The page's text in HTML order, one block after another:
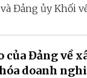
Đảng ủy Khối
của Đảng về
doanh